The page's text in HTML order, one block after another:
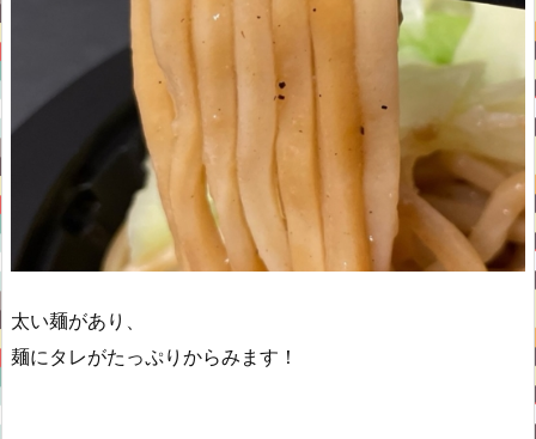
太い麺があり、
麺にタレがたっぷりからみます！